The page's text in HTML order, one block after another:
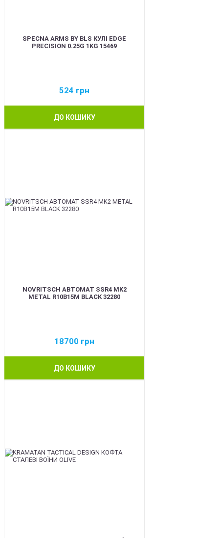
SPECNA ARMS BY BLS КУЛІ EDGE
PRECISION 0.25G 1KG 15469
524 грн
ДО КОШИКУ
NOVRITSCH АВТОМАТ SSR4 MK2
METAL R10B15M BLACK 32280
18700 грн
ДО КОШИКУ